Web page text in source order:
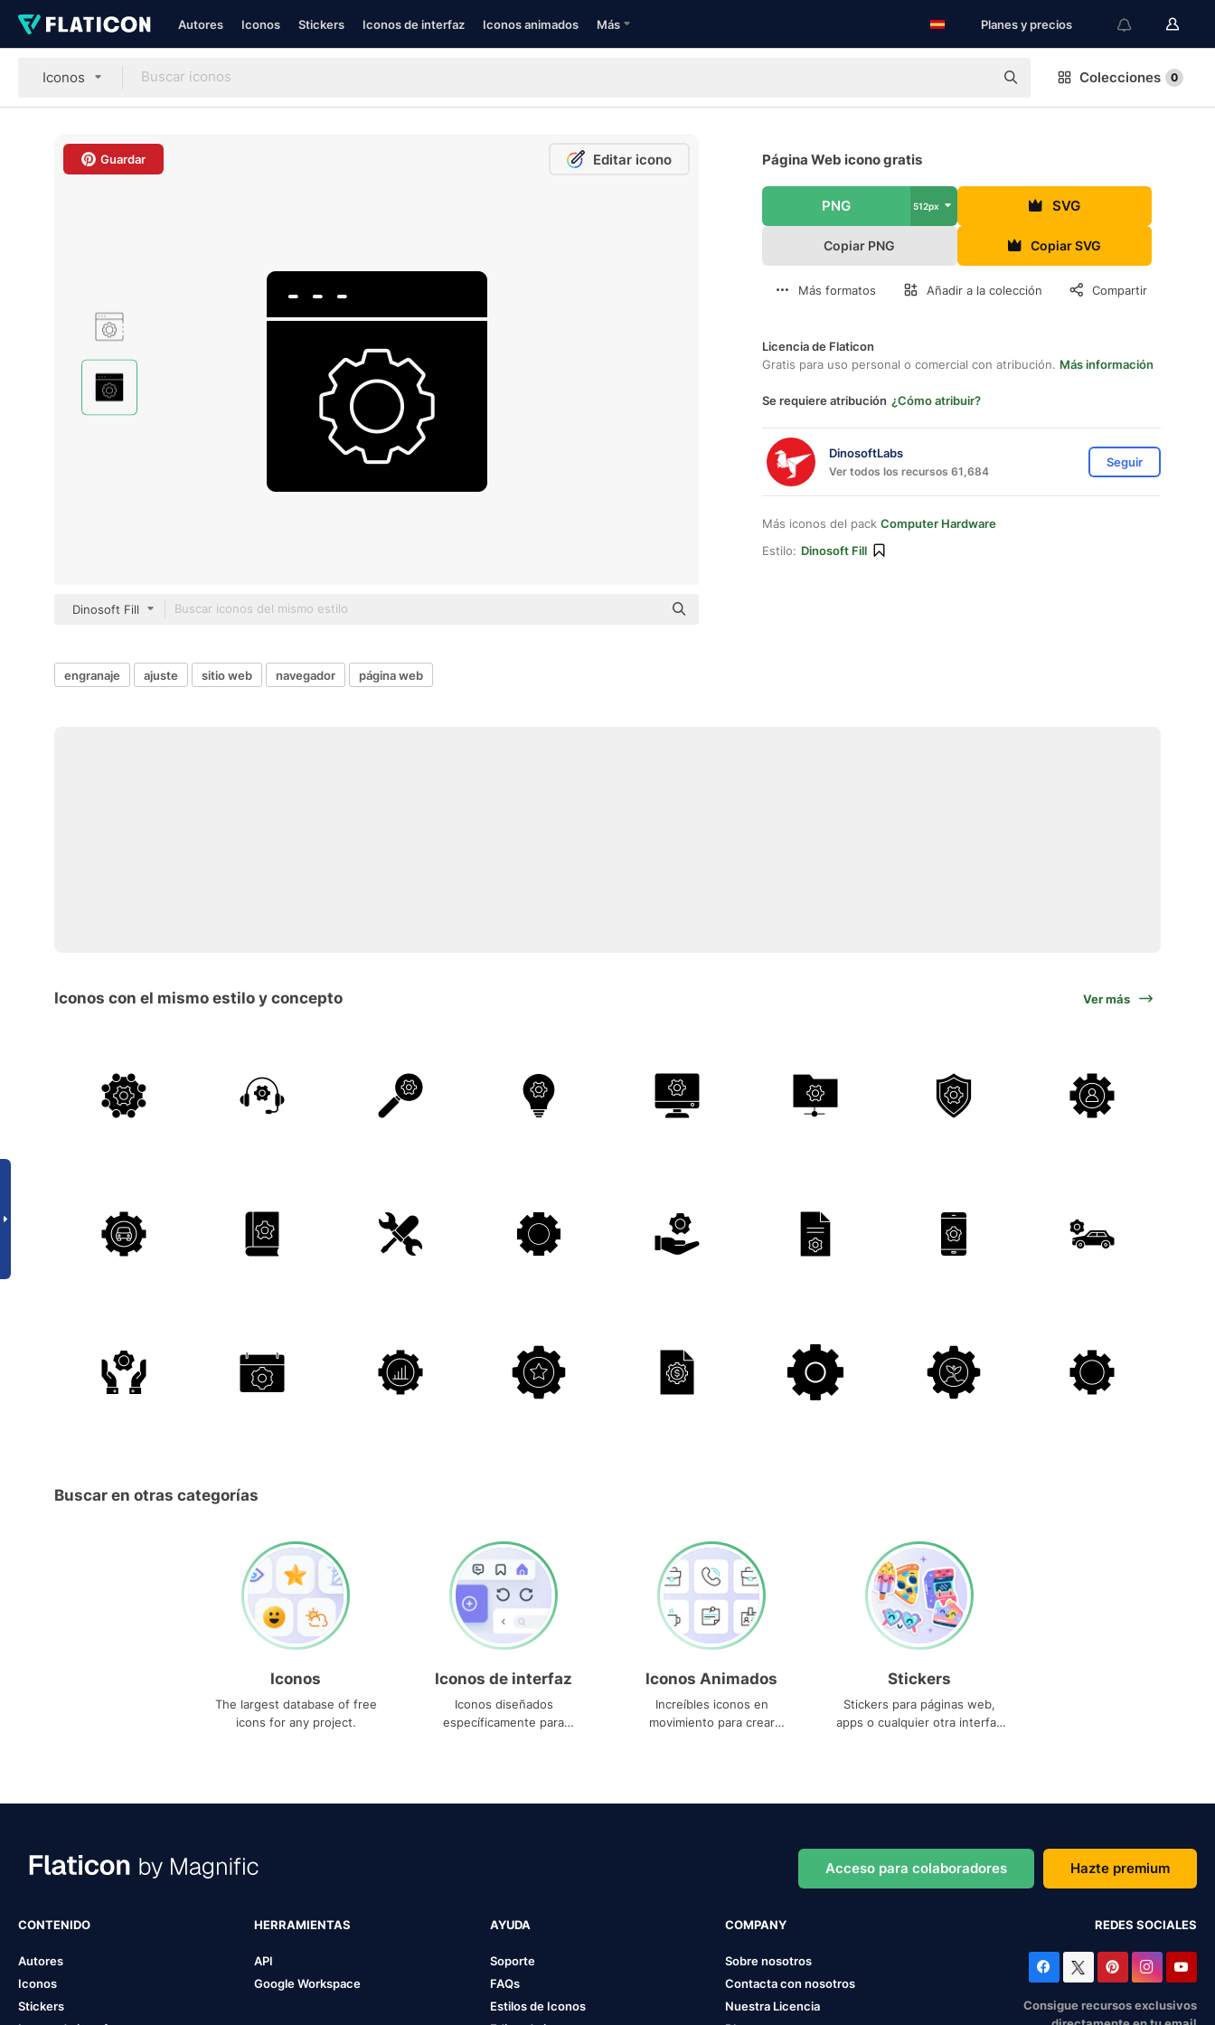
Autores Iconos Stickers Iconos de interfaz Iconos animados Más Planes y precios
Iconos Colecciones 0
Guardar Editar icono
Dinosoft Fill
Página Web icono gratis
PNG 512px SVG
Copiar PNG Copiar SVG
Más formatos Añadir a la colección Compartir
Licencia de Flaticon
Gratis para uso personal o comercial con atribución. Más información
Se requiere atribución ¿Cómo atribuir?
DinosoftLabs
Ver todos los recursos 61,684
Seguir
Más iconos del pack Computer Hardware
Estilo: Dinosoft Fill
engranaje ajuste sitio web navegador página web
Iconos con el mismo estilo y concepto Ver más
Buscar en otras categorías
Iconos
The largest database of free
icons for any project.
Iconos de interfaz
Iconos diseñados
específicamente para
Iconos Animados
Increíbles iconos en
movimiento para crear
Stickers
Stickers para páginas web,
apps o cualquier otra interfaz
Acceso para colaboradores Hazte premium
CONTENIDO
Autores
Iconos
Stickers
HERRAMIENTAS
API
Google Workspace
AYUDA
Soporte
FAQs
Estilos de Iconos
COMPANY
Sobre nosotros
Contacta con nosotros
Nuestra Licencia
REDES SOCIALES
Consigue recursos exclusivos